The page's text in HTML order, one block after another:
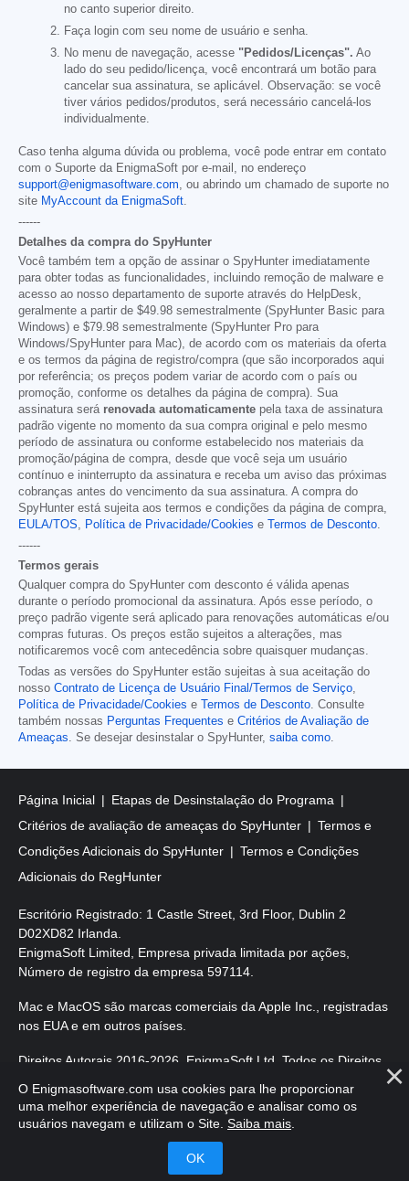
no canto superior direito.
Faça login com seu nome de usuário e senha.
No menu de navegação, acesse "Pedidos/Licenças". Ao
lado do seu pedido/licença, você encontrará um botão para
cancelar sua assinatura, se aplicável. Observação: se você
tiver vários pedidos/produtos, será necessário cancelá-los
individualmente.
Caso tenha alguma dúvida ou problema, você pode entrar em contato
com o Suporte da EnigmaSoft por e-mail, no endereço
support@enigmasoftware.com, ou abrindo um chamado de suporte no
site MyAccount da EnigmaSoft.
------
Detalhes da compra do SpyHunter
Você também tem a opção de assinar o SpyHunter imediatamente
para obter todas as funcionalidades, incluindo remoção de malware e
acesso ao nosso departamento de suporte através do HelpDesk,
geralmente a partir de $49.98 semestralmente (SpyHunter Basic para
Windows) e $79.98 semestralmente (SpyHunter Pro para
Windows/SpyHunter para Mac), de acordo com os materiais da oferta
e os termos da página de registro/compra (que são incorporados aqui
por referência; os preços podem variar de acordo com o país ou
promoção, conforme os detalhes da página de compra). Sua
assinatura será renovada automaticamente pela taxa de assinatura
padrão vigente no momento da sua compra original e pelo mesmo
período de assinatura ou conforme estabelecido nos materiais da
promoção/página de compra, desde que você seja um usuário
contínuo e ininterrupto da assinatura e receba um aviso das próximas
cobranças antes do vencimento da sua assinatura. A compra do
SpyHunter está sujeita aos termos e condições da página de compra,
EULA/TOS, Política de Privacidade/Cookies e Termos de Desconto.
------
Termos gerais
Qualquer compra do SpyHunter com desconto é válida apenas
durante o período promocional da assinatura. Após esse período, o
preço padrão vigente será aplicado para renovações automáticas e/ou
compras futuras. Os preços estão sujeitos a alterações, mas
notificaremos você com antecedência sobre quaisquer mudanças.
Todas as versões do SpyHunter estão sujeitas à sua aceitação do
nosso Contrato de Licença de Usuário Final/Termos de Serviço,
Política de Privacidade/Cookies e Termos de Desconto. Consulte
também nossas Perguntas Frequentes e Critérios de Avaliação de
Ameaças. Se desejar desinstalar o SpyHunter, saiba como.
Página Inicial
Etapas de Desinstalação do Programa
Critérios de avaliação de ameaças do SpyHunter
Termos e
Condições Adicionais do SpyHunter
Termos e Condições
Adicionais do RegHunter
Escritório Registrado: 1 Castle Street, 3rd Floor, Dublin 2
D02XD82 Irlanda.
EnigmaSoft Limited, Empresa privada limitada por ações,
Número de registro da empresa 597114.
Mac e MacOS são marcas comerciais da Apple Inc., registradas
nos EUA e em outros países.
Direitos Autorais 2016-2026 . EnigmaSoft Ltd. Todos os Direitos
O Enigmasoftware.com usa cookies para lhe proporcionar
uma melhor experiência de navegação e analisar como os
usuários navegam e utilizam o Site. Saiba mais